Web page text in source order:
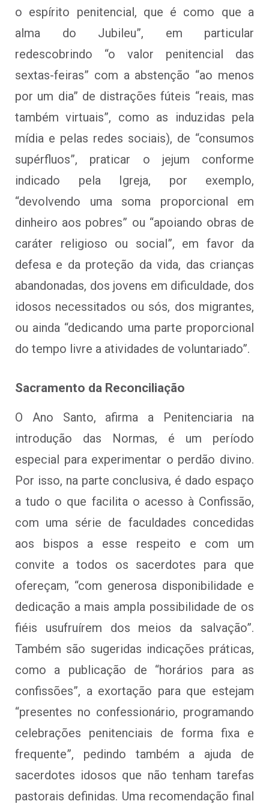
o espírito penitencial, que é como que a
alma do Jubileu”, em particular
redescobrindo “o valor penitencial das
sextas-feiras” com a abstenção “ao menos
por um dia” de distrações fúteis “reais, mas
também virtuais”, como as induzidas pela
mídia e pelas redes sociais), de “consumos
supérfluos”, praticar o jejum conforme
indicado pela Igreja, por exemplo,
“devolvendo uma soma proporcional em
dinheiro aos pobres” ou “apoiando obras de
caráter religioso ou social”, em favor da
defesa e da proteção da vida, das crianças
abandonadas, dos jovens em dificuldade, dos
idosos necessitados ou sós, dos migrantes,
ou ainda “dedicando uma parte proporcional
do tempo livre a atividades de voluntariado”.
Sacramento da Reconciliação
O Ano Santo, afirma a Penitenciaria na
introdução das Normas, é um período
especial para experimentar o perdão divino.
Por isso, na parte conclusiva, é dado espaço
a tudo o que facilita o acesso à Confissão,
com uma série de faculdades concedidas
aos bispos a esse respeito e com um
convite a todos os sacerdotes para que
ofereçam, “com generosa disponibilidade e
dedicação a mais ampla possibilidade de os
fiéis usufruírem dos meios da salvação”.
Também são sugeridas indicações práticas,
como a publicação de “horários para as
confissões”, a exortação para que estejam
“presentes no confessionário, programando
celebrações penitenciais de forma fixa e
frequente”, pedindo também a ajuda de
sacerdotes idosos que não tenham tarefas
pastorais definidas. Uma recomendação final